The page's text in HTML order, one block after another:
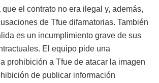
el contrato no era ilegal y, además,
de Tfue difamatorias. También
es un incumplimiento grave de sus
El equipo pide una
prohibición a Tfue de atacar la imagen
de publicar información